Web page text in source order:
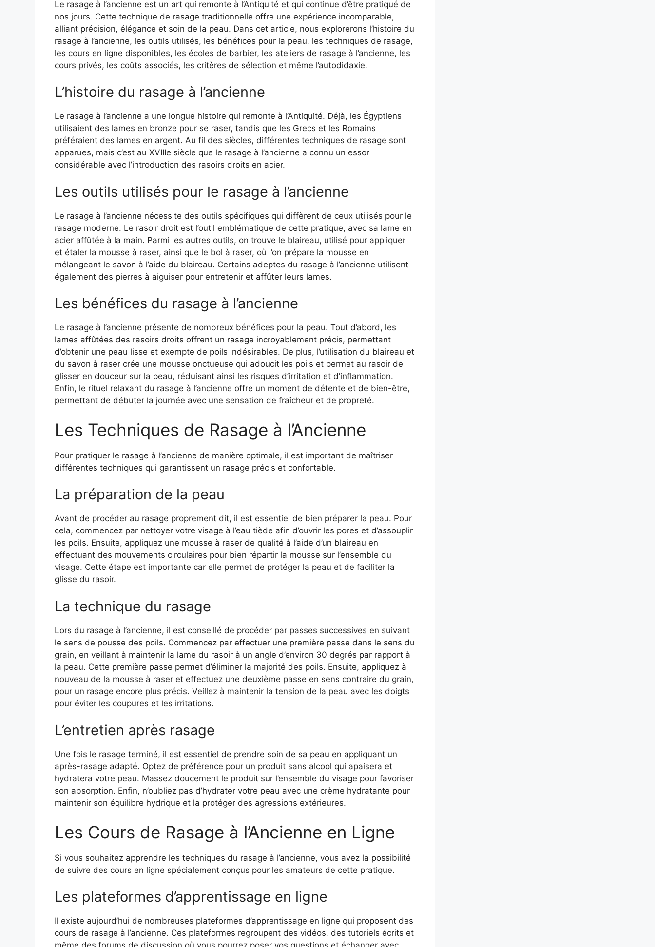
Le rasage à l’ancienne est un art qui remonte à l’Antiquité et qui continue d’être pratiqué de
nos jours. Cette technique de rasage traditionnelle offre une expérience incomparable,
alliant précision, élégance et soin de la peau. Dans cet article, nous explorerons l’histoire du
rasage à l’ancienne, les outils utilisés, les bénéfices pour la peau, les techniques de rasage,
les cours en ligne disponibles, les écoles de barbier, les ateliers de rasage à l’ancienne, les
cours privés, les coûts associés, les critères de sélection et même l’autodidaxie.
L’histoire du rasage à l’ancienne
Le rasage à l’ancienne a une longue histoire qui remonte à l’Antiquité. Déjà, les Égyptiens
utilisaient des lames en bronze pour se raser, tandis que les Grecs et les Romains
préféraient des lames en argent. Au fil des siècles, différentes techniques de rasage sont
apparues, mais c’est au XVIIIe siècle que le rasage à l’ancienne a connu un essor
considérable avec l’introduction des rasoirs droits en acier.
Les outils utilisés pour le rasage à l’ancienne
Le rasage à l’ancienne nécessite des outils spécifiques qui diffèrent de ceux utilisés pour le
rasage moderne. Le rasoir droit est l’outil emblématique de cette pratique, avec sa lame en
acier affûtée à la main. Parmi les autres outils, on trouve le blaireau, utilisé pour appliquer
et étaler la mousse à raser, ainsi que le bol à raser, où l’on prépare la mousse en
mélangeant le savon à l’aide du blaireau. Certains adeptes du rasage à l’ancienne utilisent
également des pierres à aiguiser pour entretenir et affûter leurs lames.
Les bénéfices du rasage à l’ancienne
Le rasage à l’ancienne présente de nombreux bénéfices pour la peau. Tout d’abord, les
lames affûtées des rasoirs droits offrent un rasage incroyablement précis, permettant
d’obtenir une peau lisse et exempte de poils indésirables. De plus, l’utilisation du blaireau et
du savon à raser crée une mousse onctueuse qui adoucit les poils et permet au rasoir de
glisser en douceur sur la peau, réduisant ainsi les risques d’irritation et d’inflammation.
Enfin, le rituel relaxant du rasage à l’ancienne offre un moment de détente et de bien-être,
permettant de débuter la journée avec une sensation de fraîcheur et de propreté.
Les Techniques de Rasage à l’Ancienne
Pour pratiquer le rasage à l’ancienne de manière optimale, il est important de maîtriser
différentes techniques qui garantissent un rasage précis et confortable.
La préparation de la peau
Avant de procéder au rasage proprement dit, il est essentiel de bien préparer la peau. Pour
cela, commencez par nettoyer votre visage à l’eau tiède afin d’ouvrir les pores et d’assouplir
les poils. Ensuite, appliquez une mousse à raser de qualité à l’aide d’un blaireau en
effectuant des mouvements circulaires pour bien répartir la mousse sur l’ensemble du
visage. Cette étape est importante car elle permet de protéger la peau et de faciliter la
glisse du rasoir.
La technique du rasage
Lors du rasage à l’ancienne, il est conseillé de procéder par passes successives en suivant
le sens de pousse des poils. Commencez par effectuer une première passe dans le sens du
grain, en veillant à maintenir la lame du rasoir à un angle d’environ 30 degrés par rapport à
la peau. Cette première passe permet d’éliminer la majorité des poils. Ensuite, appliquez à
nouveau de la mousse à raser et effectuez une deuxième passe en sens contraire du grain,
pour un rasage encore plus précis. Veillez à maintenir la tension de la peau avec les doigts
pour éviter les coupures et les irritations.
L’entretien après rasage
Une fois le rasage terminé, il est essentiel de prendre soin de sa peau en appliquant un
après-rasage adapté. Optez de préférence pour un produit sans alcool qui apaisera et
hydratera votre peau. Massez doucement le produit sur l’ensemble du visage pour favoriser
son absorption. Enfin, n’oubliez pas d’hydrater votre peau avec une crème hydratante pour
maintenir son équilibre hydrique et la protéger des agressions extérieures.
Les Cours de Rasage à l’Ancienne en Ligne
Si vous souhaitez apprendre les techniques du rasage à l’ancienne, vous avez la possibilité
de suivre des cours en ligne spécialement conçus pour les amateurs de cette pratique.
Les plateformes d’apprentissage en ligne
Il existe aujourd’hui de nombreuses plateformes d’apprentissage en ligne qui proposent des
cours de rasage à l’ancienne. Ces plateformes regroupent des vidéos, des tutoriels écrits et